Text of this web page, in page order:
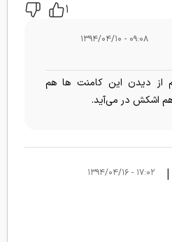
۱
۰۹:۰۸ - ۱۳۹۴/۰۴/۱۰
از دیدن این کامنت ها هم
اشکش در می‌آید.
| ۱۷:۰۲ - ۱۳۹۴/۰۴/۱۶